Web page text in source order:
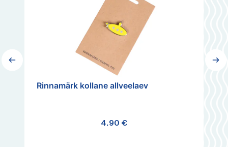
Rinnamärk kollane allveelaev
4.90€